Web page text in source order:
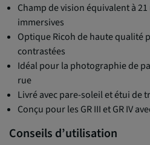
Champ de vision équivalent à
immersives
Optique Ricoh de haute qualité
contrastées
Idéal pour la photographie de
rue
Livré avec pare-soleil et étui de
Conçu pour les GR III et GR IV
Conseils d’utilisation